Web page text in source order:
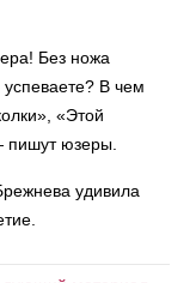
Без ножа
В чем
«Этой
пишут юзеры.
удивила